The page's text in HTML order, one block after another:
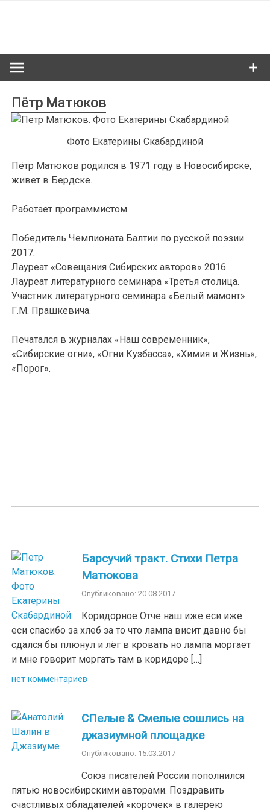
Пётр Матюков
Фото Екатерины Скабардиной
Пётр Матюков родился в 1971 году в Новосибирске,
живет в Бердске.
Работает программистом.
Победитель Чемпионата Балтии по русской поэзии
2017.
Лауреат «Совещания Сибирских авторов» 2016.
Лауреат литературного семинара «Третья столица.
Участник литературного семинара «Белый мамонт»
Г.М. Прашкевича.
Печатался в журналах «Наш современник»,
«Сибирские огни», «Огни Кузбасса», «Химия и Жизнь»,
«Порог».
Барсучий тракт. Стихи Петра
Матюкова
Опубликовано: 20.08.2017
Коридорное Отче наш иже еси иже
еси спасибо за хлеб за то что лампа висит давно бы
сдался бы плюнул и лёг в кровать но лампа моргает
и мне говорит моргать там в коридоре […]
нет комментариев
СПелые & Смелые сошлись на
джазиумной площадке
Опубликовано: 15.03.2017
Союз писателей России пополнился
пятью новосибирскими авторами. Поздравить
счастливых обладателей «корочек» в галерею